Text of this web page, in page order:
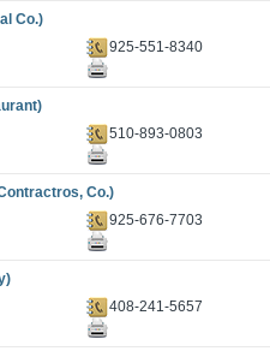
Co.)
925-551-8340
510-893-0803
Co.)
925-676-7703
408-241-5657